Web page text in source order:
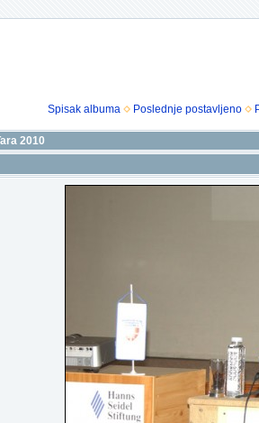
Spisak albuma Poslednje postavljeno
2010